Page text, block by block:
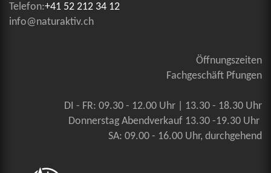
Telefon:+41 52 212 34 12
info@naturaktiv.ch
Öffnungszeiten
Fachgeschäft Pfungen
DI - FR: 09.30 - 12.00 Uhr | 13.30 - 18.30 Uhr
Donnerstag Abendverkauf 13.30 -19.30 Uhr
SA: 09.00 - 16.00 Uhr, durchgehend